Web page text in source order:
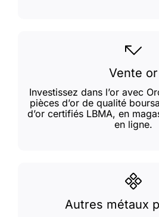
Vente or
Investissez dans l’or avec
pièces d’or de qualité
d’or certifiés LBMA, en
en ligne.
Autres métaux